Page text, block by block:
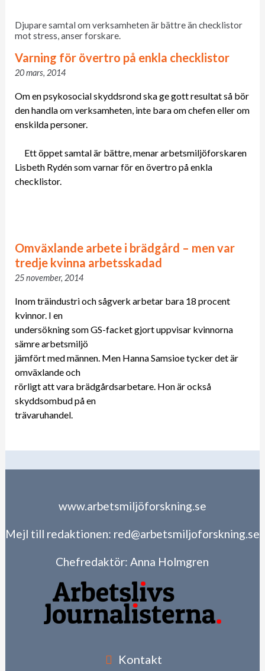
Djupare samtal om verksamheten är bättre än checklistor
mot stress, anser forskare.
Varning för övertro på enkla checklistor
20 mars, 2014
Om en psykosocial skyddsrond ska ge gott resultat så bör
den handla om verksamheten, inte bara om chefen eller om
enskilda personer.
Ett öppet samtal är bättre, menar arbetsmiljöforskaren
Lisbeth Rydén som varnar för en övertro på enkla
checklistor.
Omväxlande arbete i brädgård – men var
tredje kvinna arbetsskadad
25 november, 2014
Inom träindustri och sågverk arbetar bara 18 procent
kvinnor. I en
undersökning som GS-facket gjort uppvisar kvinnorna
sämre arbetsmiljö
jämfört med männen. Men Hanna Samsioe tycker det är
omväxlande och
rörligt att vara brädgårdsarbetare. Hon är också
skyddsombud på en
trävaruhandel.
www.arbetsmiljöforskning.se
Mejl till redaktionen: red@arbetsmiljoforskning.se
Chefredaktör:Anna Holmgren
Kontakt